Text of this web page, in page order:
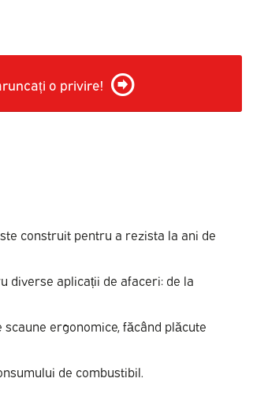
o privire!
construit pentru a rezista la ani de
diverse aplicații de afaceri: de la
ergonomice, făcând plăcute
de combustibil.